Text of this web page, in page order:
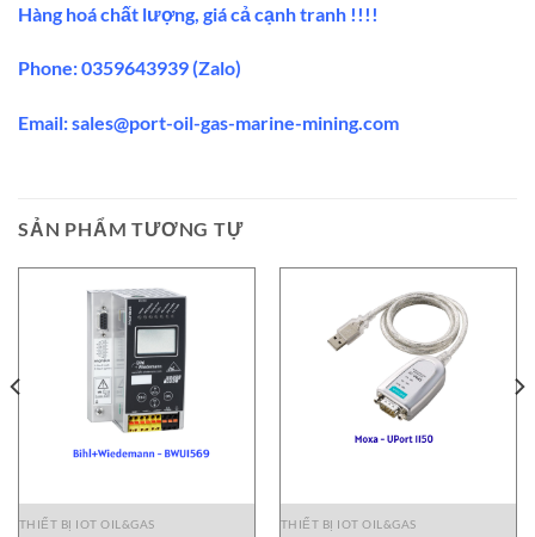
Hàng hoá chất lượng, giá cả cạnh tranh !!!!
Phone: 0359643939 (Zalo)
Email:sales@port-oil-gas-marine-mining.com
SẢN PHẨM TƯƠNG TỰ
THIẾT BỊ IOT OIL&GAS THIẾT BỊ IOT OIL&GAS